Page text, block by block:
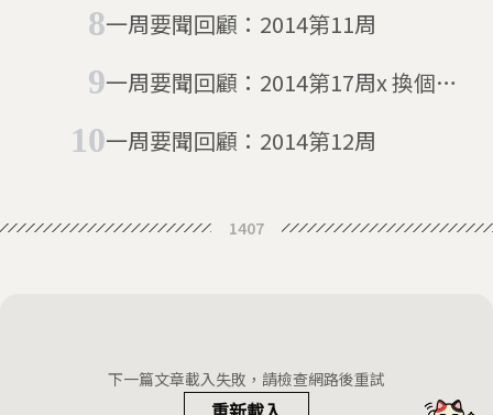
一周要聞回顧：2014第11周
一周要聞回顧：2014第17周x 換個角
一周要聞回顧：2014第12周
1407
下一篇文章載入失敗，請檢查網路後重試